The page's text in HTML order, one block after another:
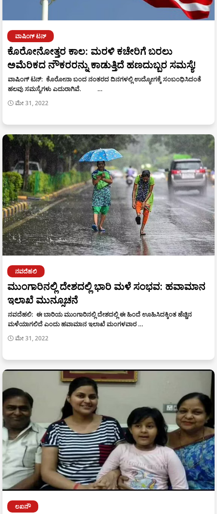
ವಾಷಿಂಗ್ ಟನ್
ಕೊರೋನೋತ್ತರ ಕಾಲ: ಮರಳಿ ಕಚೇರಿಗೆ ಬರಲು
ಅಮೆರಿಕದ ನೌಕರರನ್ನು ಕಾಡುತ್ತಿದೆ ಹಣದುಬ್ಬರ ಸಮಸ್ಯೆ!
ವಾಷಿಂಗ್ ಟನ್: ಕೊರೋನಾ ಬಂದ ನಂತರದ ದಿನಗಳಲ್ಲಿ ಉದ್ಯೋಗಕ್ಕೆ ಸಂಬಂಧಿಸಿದಂತೆ
ಹಲವು ಸಮಸ್ಯೆಗಳು ಎದುರಾಗಿವೆ. …
ಮೇ 31, 2022
ನವದೆಹಲಿ
ಮುಂಗಾರಿನಲ್ಲಿ ದೇಶದಲ್ಲಿ ಭಾರಿ ಮಳೆ ಸಂಭವ: ಹವಾಮಾನ
ಇಲಾಖೆ ಮುನ್ಸೂಚನೆ
ನವದೆಹಲಿ: ಈ ಬಾರಿಯ ಮುಂಗಾರಿನಲ್ಲಿ ದೇಶದಲ್ಲಿ ಈ ಹಿಂದೆ ಊಹಿಸಿದಕ್ಕಿಂತ ಹೆಚ್ಚಿನ
ಮಳೆಯಾಗಲಿದೆ ಎಂದು ಹವಾಮಾನ ಇಲಾಖೆ ಮಂಗಳವಾರ …
ಮೇ 31, 2022
ಲಖನೌ